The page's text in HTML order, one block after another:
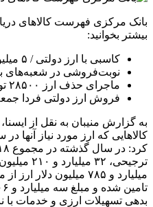
بانک مرکزی فهرست کالاهای
بیشتر بخوانید:
کاسبی با ارز دولتی / ۵ میلیون بده نوبت صرافی بگیر!
نوبت‌فروشی در شعبه‌های
ماجرای حذف ارز ۲۸۵۰۰ تومانی چیست؟
فروش ارز دولتی فردا جمعه در ۱۳ شعبه بانکی
به گزارش منیبان به نقل از
میلیارد و ۷۸۵ میلیون
بدهی تسهیلات ارزی و خدمات با